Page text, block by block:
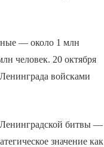
— около 1 млн
человек. 20 октября
войсками
Ленинградской битвы —
значение как